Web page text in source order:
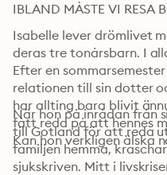
IBLAND MÅSTE VI RESA
Isabelle lever drömlivet
deras tre tonårsbarn. I
Efter en
relationen till sin dotter
har allting bara blivit
fått reda på att hennes
Kan hon verkligen älska
När hon på inrådan från
till Gotland för att reda
familjen hemma,
sjukskriven. Mitt i